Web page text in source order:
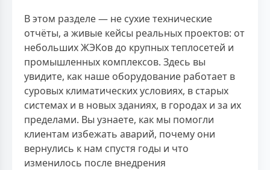
В этом разделе — не сухие технические
отчёты, а живые кейсы реальных проектов: от
небольших ЖЭКов до крупных теплосетей и
промышленных комплексов. Здесь вы
увидите, как наше оборудование работает в
суровых климатических условиях, в старых
системах и в новых зданиях, в городах и за их
пределами. Вы узнаете, как мы помогли
клиентам избежать аварий, почему они
вернулись к нам спустя годы и что
изменилось после внедрения